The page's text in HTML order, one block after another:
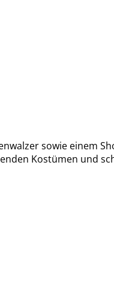
sowie einem
Kostümen und